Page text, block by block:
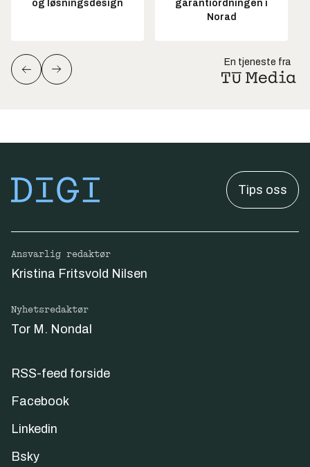
og løsningsdesign
garantiordningen i
Norad
En tjeneste fra
Tips oss
Ansvarlig redaktør
Kristina Fritsvold Nilsen
Nyhetsredaktør
Tor M. Nondal
RSS-feed forside
Facebook
Linkedin
Bsky